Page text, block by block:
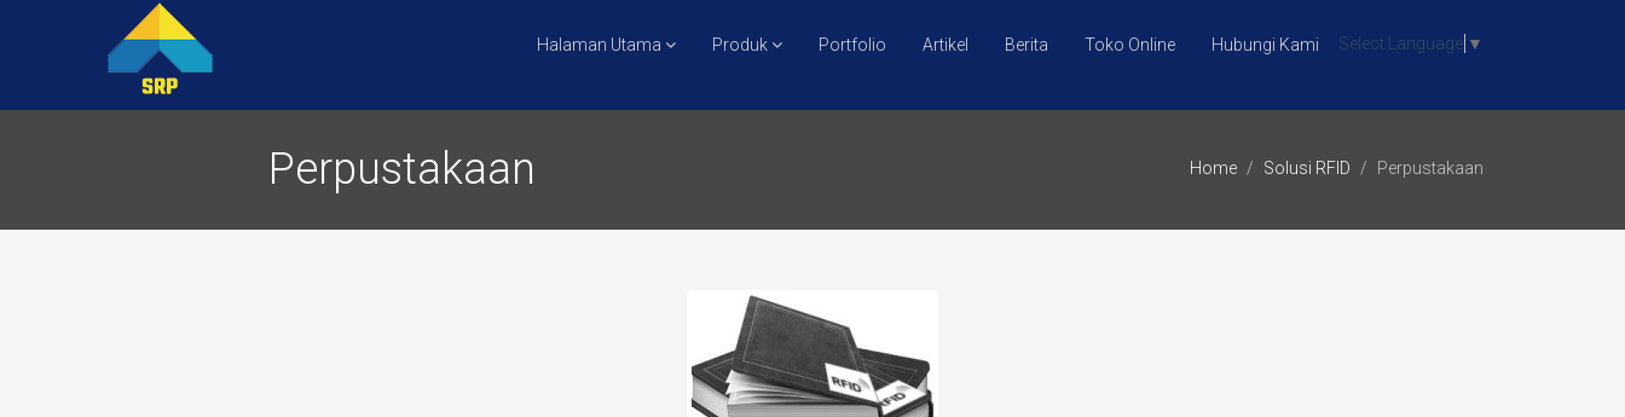
Halaman Utama Produk Portfolio Artikel Berita Toko Online Hubungi Kami Select Language ▼
Perpustakaan Home Solusi RFID Perpustakaan